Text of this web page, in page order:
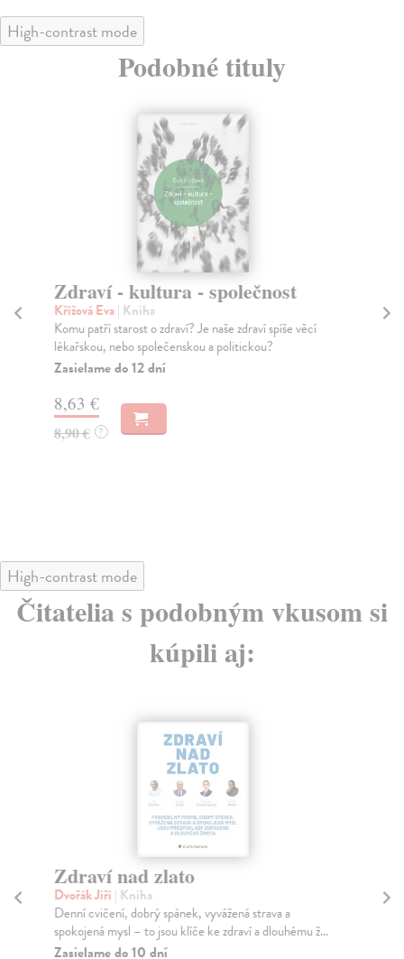
High-contrast mode
Podobné tituly
Zdraví - kultura - společnost
Křížová Eva| Kniha
Komu patří starost o zdraví? Je naše zdraví spíše věcí
lékařskou, nebo společenskou a politickou?
Zasielame do 12 dní
8,63 €
8,90 € ?
High-contrast mode
Čitatelia s podobným vkusom si
kúpili aj:
Zdraví nad zlato
Dvořák Jiří | Kniha
Denní cvičení, dobrý spánek, vyvážená strava a
spokojená mysl – to jsou klíče ke zdraví a dlouhému ž...
Zasielame do 10 dní